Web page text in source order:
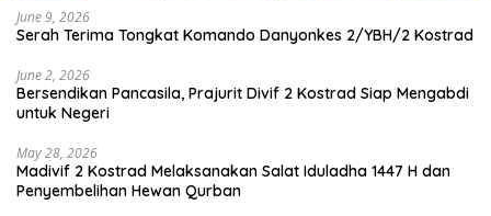
June 9, 2026
Serah Terima Tongkat Komando Danyonkes 2/YBH/2 Kostrad
June 2, 2026
Bersendikan Pancasila, Prajurit Divif 2 Kostrad Siap Mengabdi
untuk Negeri
May 28, 2026
Madivif 2 Kostrad Melaksanakan Salat Iduladha 1447 H dan
Penyembelihan Hewan Qurban